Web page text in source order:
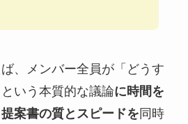
、メンバー全員が「どうす
いう本質的な議論に時間を
案書の質とスピードを 同時